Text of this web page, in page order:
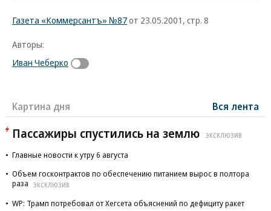
Газета «Коммерсантъ» №87от 23.05.2001, стр. 8
Авторы:
Иван Чеберко
Картина дня Вся лента
Пассажиры спустились на землю ЭКСКЛЮЗИВ
Главные новости к утру 6 августа
Объем госконтрактов по обеспечению питанием вырос в полтора
раза
ЭКСКЛЮЗИВ
WP: Трамп потребовал от Хегсета объяснений по дефициту ракет